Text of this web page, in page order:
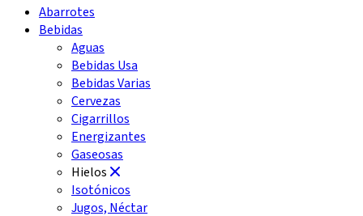
Abarrotes
Bebidas
Aguas
Bebidas Usa
Bebidas Varias
Cervezas
Cigarrillos
Energizantes
Gaseosas
Hielos
Isotónicos
Jugos, Néctar